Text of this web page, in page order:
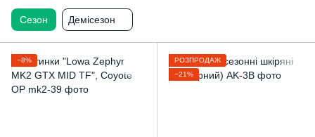
Сезон Демісезон
−8%
РОЗПРОДАЖ
−21%